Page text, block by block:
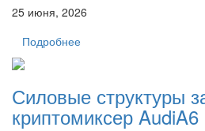
25 июня, 2026
Подробнее
Силовые структуры
криптомиксер AudiA6